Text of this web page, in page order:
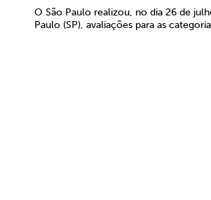
O São Paulo realizou, no dia 26 de
Paulo (SP), avaliações para as